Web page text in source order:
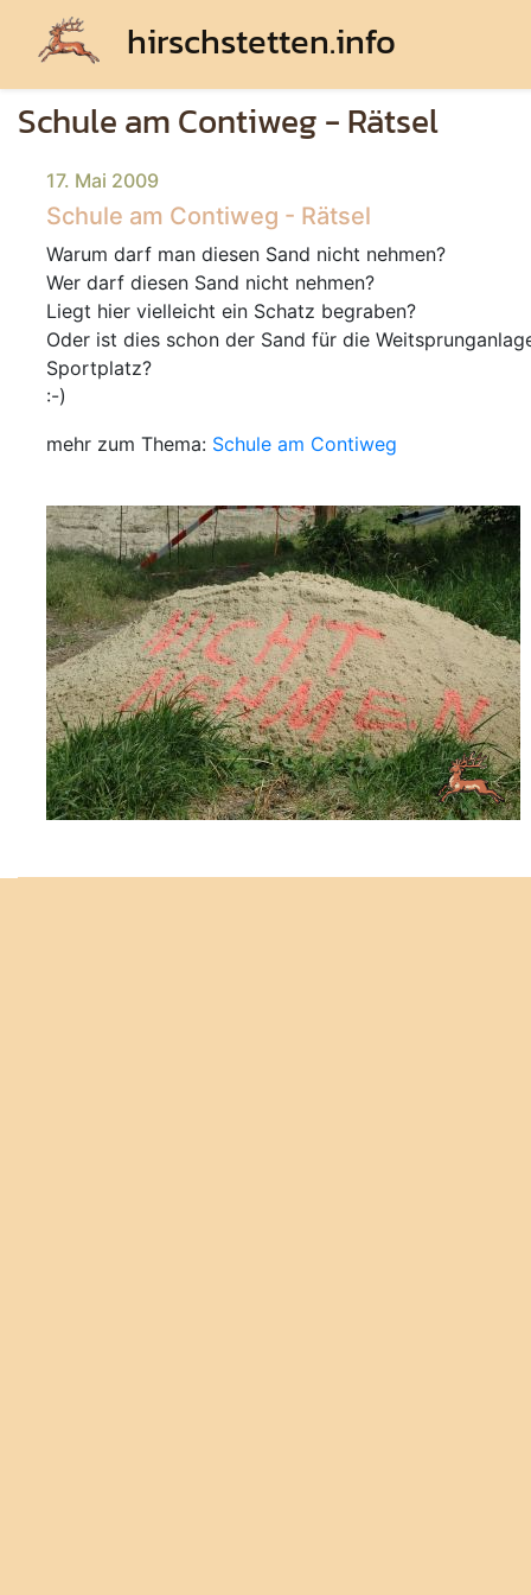
hirschstetten.info
Schule am Contiweg - Rätsel
17. Mai 2009
Schule am Contiweg - Rätsel
Warum darf man diesen Sand nicht nehmen?
Wer darf diesen Sand nicht nehmen?
Liegt hier vielleicht ein Schatz begraben?
Oder ist dies schon der Sand für die
Sportplatz?
:-)
mehr zum Thema: Schule am Contiweg